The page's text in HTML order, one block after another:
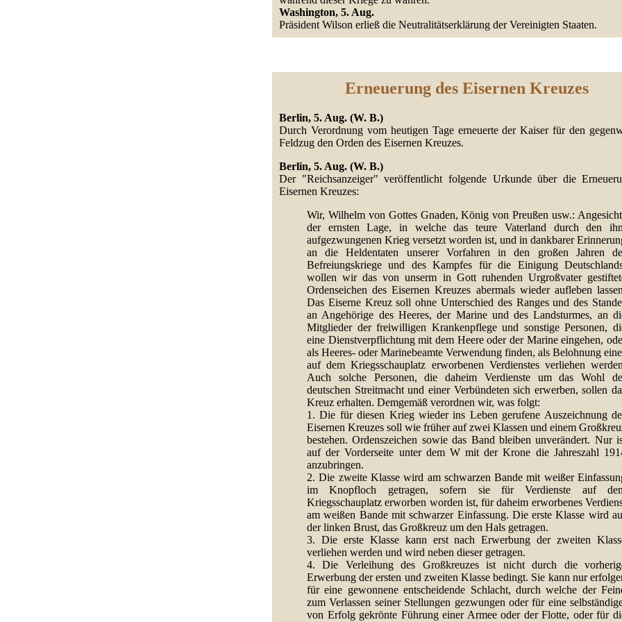
Washington, 5. Aug.
Präsident Wilson erließ die Neutralitätserklärung der Vereinigten Staaten.
Erneuerung des Eisernen Kreuzes
Berlin, 5. Aug. (W. B.)
Durch Verordnung vom heutigen Tage erneuerte der Kaiser für den
Feldzug den Orden des Eisernen Kreuzes.
Berlin, 5. Aug. (W. B.)
Der "Reichsanzeiger" veröffentlicht folgende Urkunde über die
Eisernen Kreuzes:
Wir, Wilhelm von Gottes Gnaden, König von Preußen usw.:
der ernsten Lage, in welche das teure Vaterland durch den
aufgezwungenen Krieg versetzt worden ist, und in dankbarer
an die Heldentaten unserer Vorfahren in den großen Jahren
Befreiungskriege und des Kampfes für die Einigung
wollen wir das von unserm in Gott ruhenden Urgroßvater
Ordenseichen des Eisernen Kreuzes abermals wieder aufleben
Das Eiserne Kreuz soll ohne Unterschied des Ranges und des
an Angehörige des Heeres, der Marine und des Landsturmes, an
Mitglieder der freiwilligen Krankenpflege und sonstige Personen,
eine Dienstverpflichtung mit dem Heere oder der Marine eingehen,
als Heeres- oder Marinebeamte Verwendung finden, als Belohnung
auf dem Kriegsschauplatz erworbenen Verdienstes verliehen
Auch solche Personen, die daheim Verdienste um das Wohl
deutschen Streitmacht und einer Verbündeten sich erwerben, sollen
Kreuz erhalten. Demgemäß verordnen wir, was folgt:
1. Die für diesen Krieg wieder ins Leben gerufene Auszeichnung
Eisernen Kreuzes soll wie früher auf zwei Klassen und einem
bestehen. Ordenszeichen sowie das Band bleiben unverändert. Nur
auf der Vorderseite unter dem W mit der Krone die Jahreszahl
anzubringen.
2. Die zweite Klasse wird am schwarzen Bande mit weißer
im Knopfloch getragen, sofern sie für Verdienste auf
Kriegsschauplatz erworben worden ist, für daheim erworbenes
am weißen Bande mit schwarzer Einfassung. Die erste Klasse wird
der linken Brust, das Großkreuz um den Hals getragen.
3. Die erste Klasse kann erst nach Erwerbung der zweiten
verliehen werden und wird neben dieser getragen.
4. Die Verleihung des Großkreuzes ist nicht durch die
Erwerbung der ersten und zweiten Klasse bedingt. Sie kann nur
für eine gewonnene entscheidende Schlacht, durch welche der
zum Verlassen seiner Stellungen gezwungen oder für eine
von Erfolg gekrönte Führung einer Armee oder der Flotte, oder für